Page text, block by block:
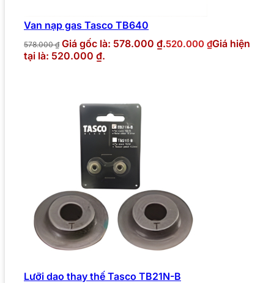
Van nạp gas Tasco TB640
578.000₫ Giá gốc là: 578.000 ₫.520.000 ₫Giá hiện
tại là: 520.000 ₫.
Lưỡi dao thay thế Tasco TB21N-B